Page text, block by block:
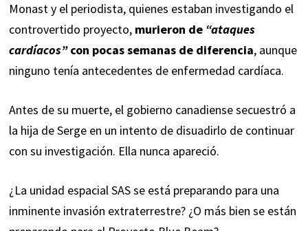
Monast y el periodista, quienes estaban investigando el
controvertido proyecto, murieron de “ataques
cardíacos”con pocas semanas de diferencia, aunque
ninguno tenía antecedentes de enfermedad cardíaca.
Antes de su muerte, el gobierno canadiense secuestró a
la hija de Serge en un intento de disuadirlo de continuar
con su investigación. Ella nunca apareció.
¿La unidad espacial SAS se está preparando para una
inminente invasión extraterrestre? ¿O más bien se están